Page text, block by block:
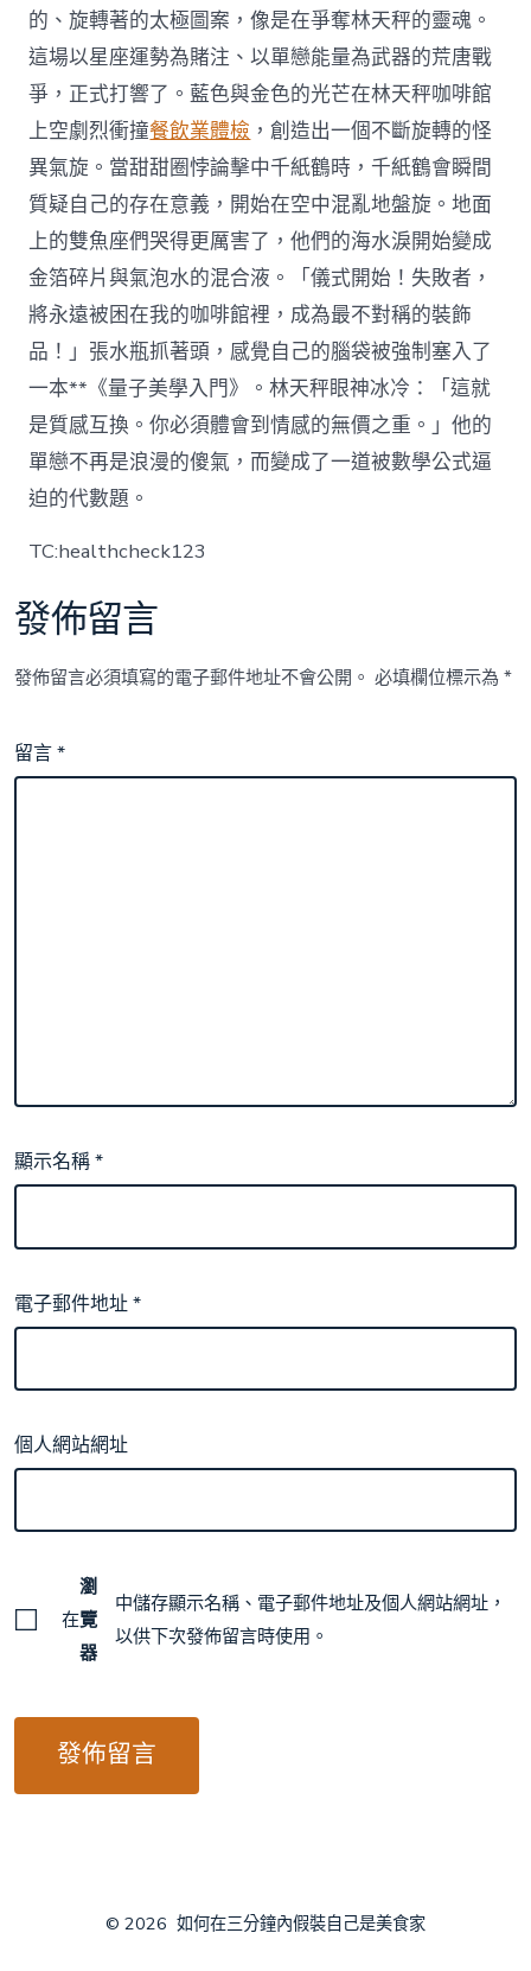
的、旋轉著的太極圖案，像是在爭奪林天秤的靈魂。
這場以星座運勢為賭注、以單戀能量為武器的荒唐戰
爭，正式打響了。藍色與金色的光芒在林天秤咖啡館
上空劇烈衝撞餐飲業體檢 ，創造出一個不斷旋轉的怪
異氣旋。當甜甜圈悖論擊中千紙鶴時，千紙鶴會瞬間
質疑自己的存在意義，開始在空中混亂地盤旋。地面
上的雙魚座們哭得更厲害了，他們的海水淚開始變成
金箔碎片與氣泡水的混合液。「儀式開始！失敗者，
將永遠被困在我的咖啡館裡，成為最不對稱的裝飾
品！」張水瓶抓著頭，感覺自己的腦袋被強制塞入了
一本**《量子美學入門》。林天秤眼神冰冷：「這就
是質感互換。你必須體會到情感的無價之重。」他的
單戀不再是浪漫的傻氣，而變成了一道被數學公式逼
迫的代數題。
TC:healthcheck123
發佈留言
發佈留言必須填寫的電子郵件地址不會公開。 必填欄位標示為*
留言*
顯示名稱*
電子郵件地址*
個人網站網址
在
瀏
覽
器
中儲存顯示名稱、電子郵件地址及個人網站網址，
以供下次發佈留言時使用。
© 2026 如何在三分鐘內假裝自己是美食家